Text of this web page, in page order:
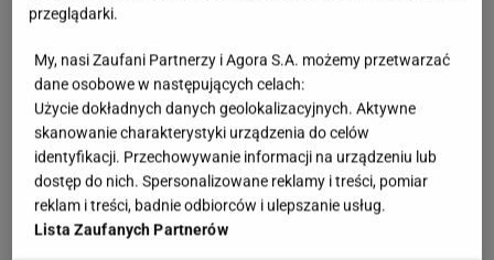
przeglądarki.
My, nasi Zaufani Partnerzy i Agora S.A. możemy przetwarzać
dane osobowe w następujących celach:
Użycie dokładnych danych geolokalizacyjnych. Aktywne
skanowanie charakterystyki urządzenia do celów
identyfikacji. Przechowywanie informacji na urządzeniu lub
dostęp do nich. Spersonalizowane reklamy i treści, pomiar
reklam i treści, badnie odbiorców i ulepszanie usług.
Lista Zaufanych Partnerów